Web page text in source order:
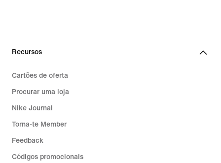
Recursos
Cartões de oferta
Procurar uma loja
Nike Journal
Torna-te Member
Feedback
Códigos promocionais